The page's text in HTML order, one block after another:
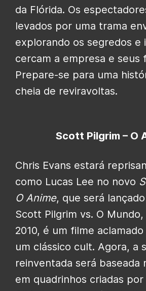
da Flórida. Os
levados por uma trama
explorando os segredos e
cercam a empresa e seus
Prepare-se para uma
cheia de reviravoltas.
Scott Pilgrim – O
Chris Evans estará
como Lucas Lee no novo
O Anime, que será
Scott Pilgrim vs. O
2010, é um filme
um clássico cult. Agora, a
reinventada será baseada
em quadrinhos criadas por